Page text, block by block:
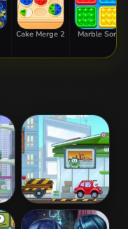
Cake Merge 2 Marble Sort
Wheely 3